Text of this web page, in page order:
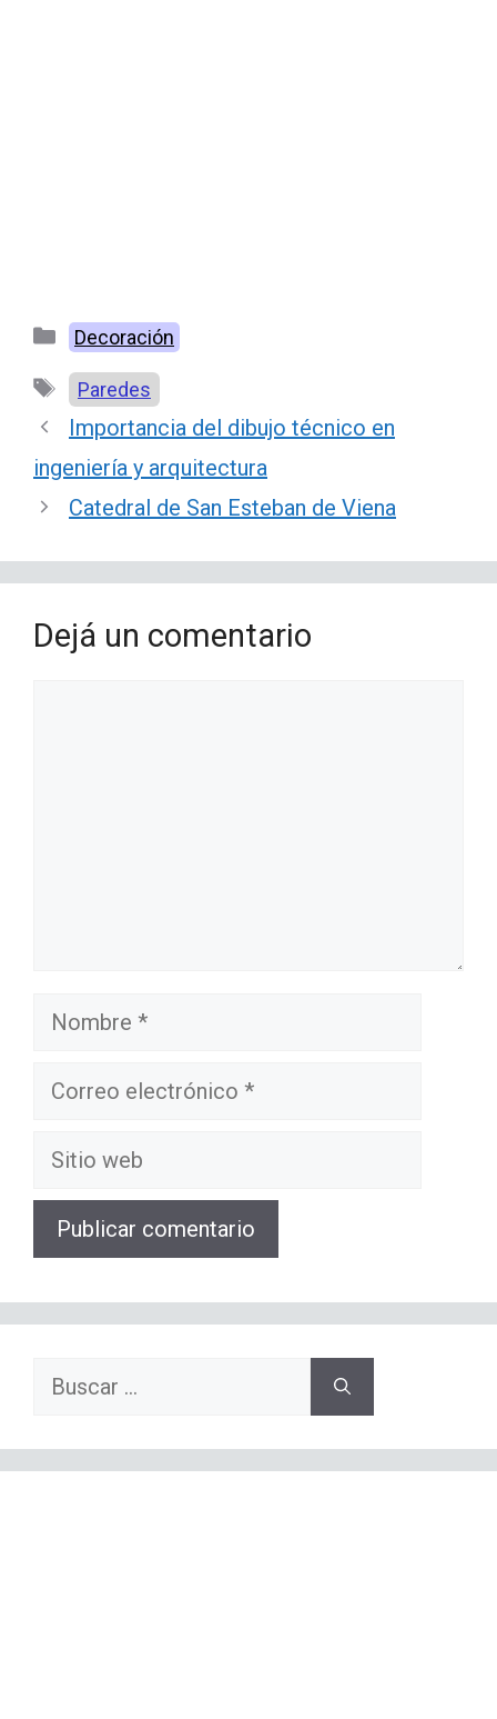
Categorías
Decoración
Etiquetas
Paredes
Importancia del dibujo técnico en
ingeniería y arquitectura
Catedral de San Esteban de Viena
Dejá un comentario
Nombre
Correo
Sitio
Buscar: